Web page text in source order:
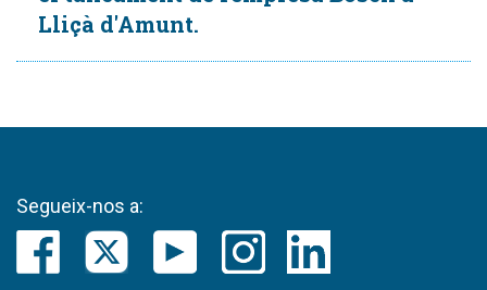
Lliçà d'Amunt.
Segueix-nos a: